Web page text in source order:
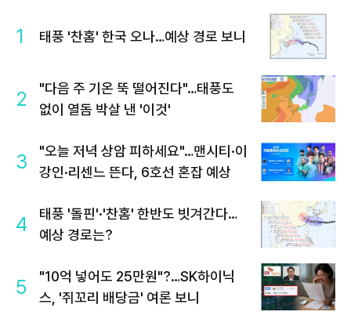
1 태풍 '찬홈' 한국 오나…예상 경로 보니
2
"다음 주 기온 뚝 떨어진다"…태풍도
없이 열돔 박살 낸 '이것'
3
"오늘 저녁 상암 피하세요"…맨시티·이
강인·리센느 뜬다, 6호선 혼잡 예상
4
태풍 '돌핀'·'찬홈' 한반도 빗겨간다…
예상 경로는?
5
"10억 넣어도 25만원"?…SK하이닉
스, '쥐꼬리 배당금' 여론 보니